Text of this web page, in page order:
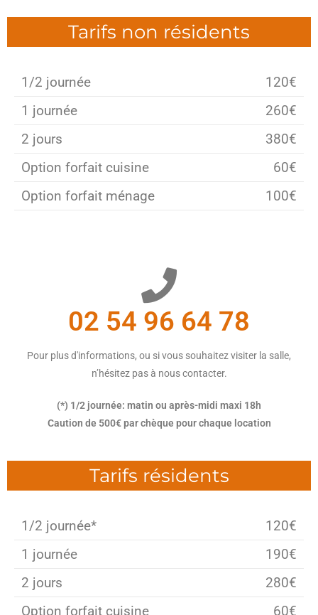
Tarifs non résidents
1/2 journée
120€
1 journée
260€
2 jours
380€
Option forfait cuisine
60€
Option forfait ménage
100€
02 54 96 64 78
Pour plus d'informations, ou si vous souhaitez visiter la salle,
n’hésitez pas à nous contacter.
(*) 1/2 journée: matin ou après-midi maxi 18h
Caution de 500€ par chèque pour chaque location
Tarifs résidents
1/2 journée*
120€
1 journée
190€
2 jours
280€
Option forfait cuisine
60€